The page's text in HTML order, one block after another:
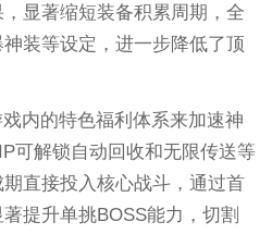
显著缩短装备积累周期，全
装等设定，进一步降低了顶
内的特色福利体系来加速神
可解锁自动回收和无限传送等
直接投入核心战斗，通过首
提升单挑BOSS能力，切割